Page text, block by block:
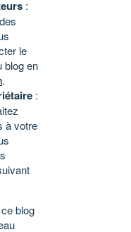
:
le
blog en
.
:
à votre
blog